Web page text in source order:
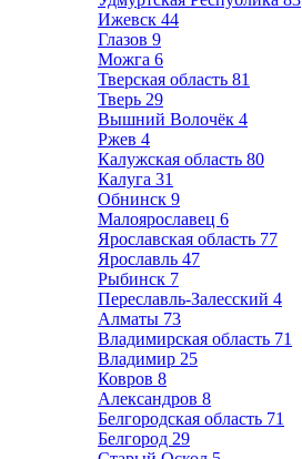
Ижевск 44
Глазов 9
Можга 6
Тверская область 81
Тверь 29
Вышний Волочёк 4
Ржев 4
Калужская область 80
Калуга 31
Обнинск 9
Малоярославец 6
Ярославская область 77
Ярославль 47
Рыбинск 7
Переславль-Залесский 4
Алматы 73
Владимирская область 71
Владимир 25
Ковров 8
Александров 8
Белгородская область 71
Белгород 29